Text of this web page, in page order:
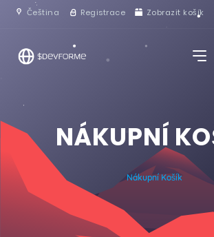
Čeština Registrace Zobrazit košík
NÁKUPNÍ
Nákupní Košík